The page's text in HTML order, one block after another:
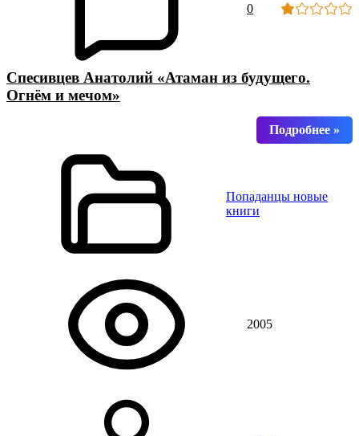
0
Спесивцев Анатолий «Атаман из будущего.
Огнём и мечом»
Попаданцы новые
книги
2005